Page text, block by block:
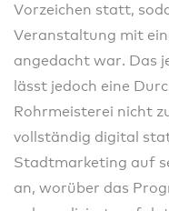
Vorzeichen statt,
Veranstaltung mit
angedacht war. Das
lässt jedoch eine
Rohrmeisterei nicht
vollständig digital
Stadtmarketing auf
an, worüber das